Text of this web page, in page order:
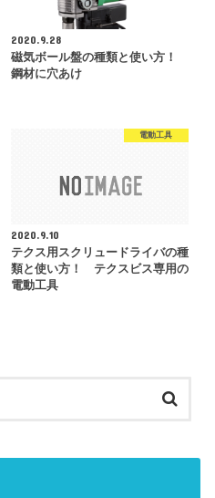
2020.9.28
磁気ボール盤の種類と使い方！
鋼材に穴あけ
電動工具
2020.9.10
テクス用スクリュードライバの種
類と使い方！ テクスビス専用の
電動工具